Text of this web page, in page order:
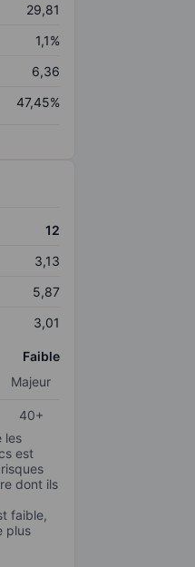
29,81
1,1%
6,36
47,45%
12
3,13
5,87
3,01
Faible
Majeur
40+
les
est
dont ils
faible,
plus